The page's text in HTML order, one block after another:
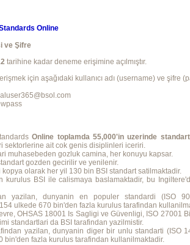
Online
ve Şifre
tarihine kadar deneme erişimine açılmıştır.
için aşağıdaki kullanıcı adı (username) ve şifre
Online toplamda 55,000'in uzerinde standart
sektorlerine ait cok genis disiplinleri iceriri.
muhasebeden gozluk camina, her konuyu kapsar.
gozden gecirilir ve yenilenir.
olarak her yil 130 bin BSI standart satilmaktadir.
kurulus BSI ile calismaya baslamaktadir, bu
yazilan, dunyanin en populer standardi (ISO
ulkede 670 bin'den fazla kurulus tarafindan
OHSAS 18001 Is Sagligi ve Güvenligi, ISO 27001
standartlari da BSI tarafindan yazilmistir.
yazilan, dunyanin diger bir unlu standarti (ISO
bin'den fazla kurulus tarafindan kullanilmaktadir.